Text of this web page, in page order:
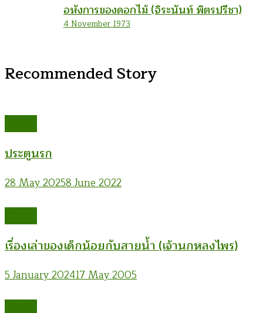
อหังการของดอกไม้ (จิระนันท์ พิตรปรีชา)
4 November 1973
Recommended Story
ประตูนรก
28 May 20258 June 2022
เรื่องเล่าของเด็กน้อยกับสายน้ำ (เจ้านกหลงไพร)
5 January 202417 May 2005